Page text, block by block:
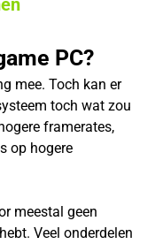
PC?
mee. Toch kan er
toch wat zou
framerates,
op hogere
meestal geen
Veel onderdelen